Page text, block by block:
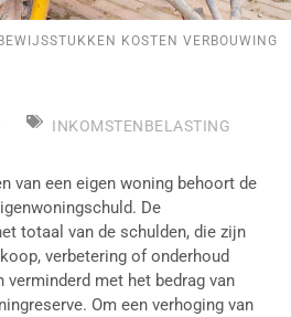
KOSTEN VERBOUWING
INKOMSTENBELASTING
van een eigen woning behoort de
De
totaal van de schulden, die zijn
verbetering of onderhoud
verminderd met het bedrag van
Om een verhoging van